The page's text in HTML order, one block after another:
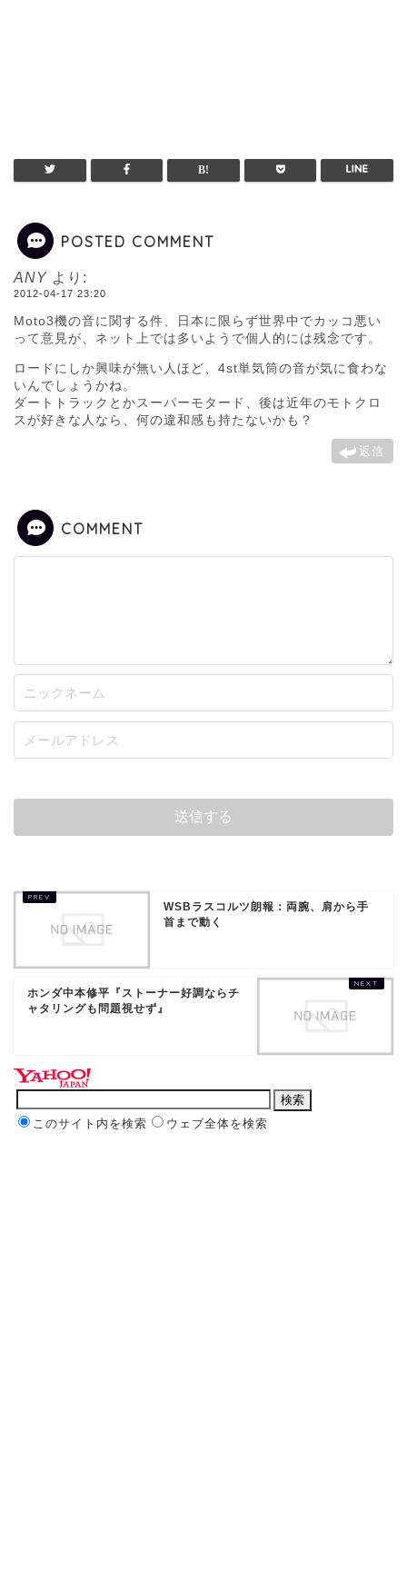
POSTED COMMENT
ANY より:
2012-04-17 23:20
Moto3機の音に関する件、日本に限らず世界中でカッコ悪い
って意見が、ネット上では多いようで個人的には残念です。
ロードにしか興味が無い人ほど、4st単気筒の音が気に食わな
いんでしょうかね。
ダートトラックとかスーパーモタード、後は近年のモトクロ
スが好きな人なら、何の違和感も持たないかも？
返信
COMMENT
WSBラスコルツ朗報：両腕、肩から手
首まで動く
ホンダ中本修平『ストーナー好調ならチ
ャタリングも問題視せず』
このサイト内を検索 ウェブ全体を検索